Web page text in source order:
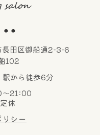
田区御船通2-3-6
102
駅から徒歩6分
～21:00
休
シー